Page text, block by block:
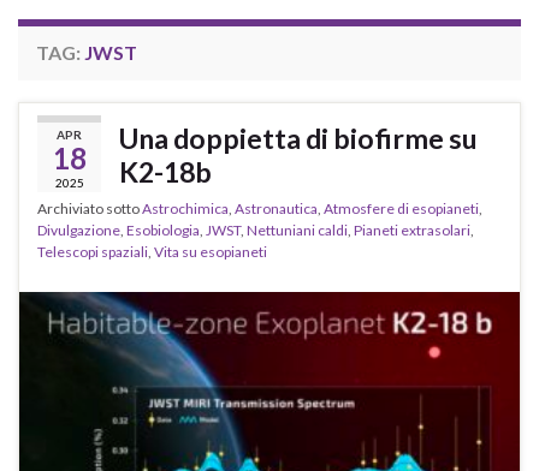
TAG: JWST
APR
18
2025
Una doppietta di biofirme su
K2-18b
Archiviato sottoAstrochimica, Astronautica, Atmosfere di esopianeti,
Divulgazione, Esobiologia, JWST, Nettuniani caldi, Pianeti extrasolari,
Telescopi spaziali, Vita su esopianeti